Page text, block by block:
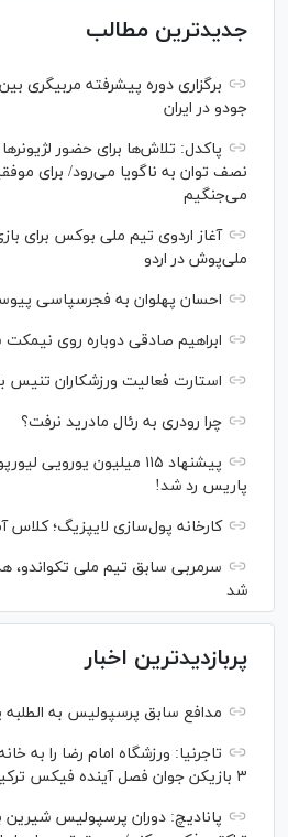
جدیدترین مطالب
برگزاری دوره پیشرفته مربیگری
جودو در ایران
پاکدل: تلاش‌ها برای حضور
نصف توان به ناگویا می‌رود/ برای
می‌جنگیم
ملی‌پوش در اردو
احسان پهلوان به فجرسپاسی
ابراهیم صادقی دوباره روی نیمکت
استارت فعالیت ورزشکاران تنیس
چرا رودری به رئال مادرید نرفت؟
پیشنهاد ۱۱۵ میلیون
پاریس رد شد!
کارخانه پول‌سازی لایپزیگ؛ کلاس
سرمربی سابق تیم ملی تکواندو،
شد
پربازدیدترین اخبار
مدافع سابق پرسپولیس به
تاجرنیا: ورزشگاه امام رضا را به
۳ بازیکن جوان فصل آینده فیکس ترکیب می‌شوند
پانادیچ: دوران پرسپولیس شیرین